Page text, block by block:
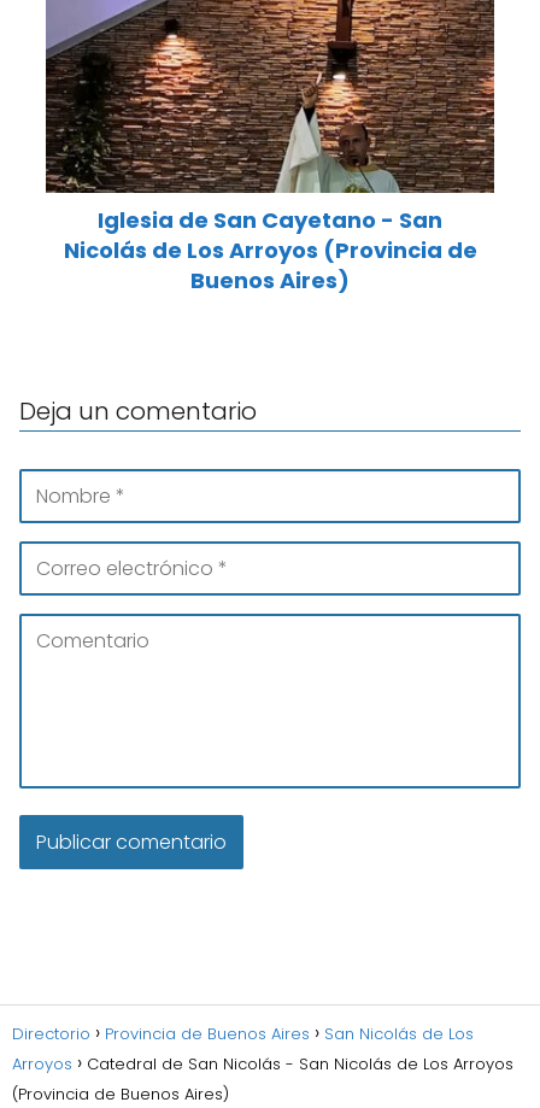
Iglesia de San Cayetano - San
Nicolás de Los Arroyos (Provincia de
Buenos Aires)
Deja un comentario
Directorio Provincia de Buenos Aires
San Nicolás de Los
Arroyos
Catedral de San Nicolás - San Nicolás de Los Arroyos
(Provincia de Buenos Aires)